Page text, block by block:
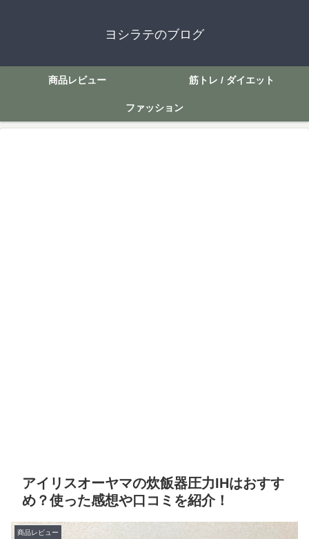
ヨシラテのブログ
商品レビュー 筋トレ / ダイエット
ファッション
アイリスオーヤマの炊飯器圧力IHはおすす
め？使った感想や口コミを紹介！
商品レビュー